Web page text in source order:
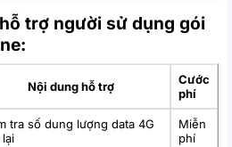
trợ người sử dụng gói
Nội dung hỗ trợ
Cước
phí
tra số dung lượng data 4G
Miễn
phí